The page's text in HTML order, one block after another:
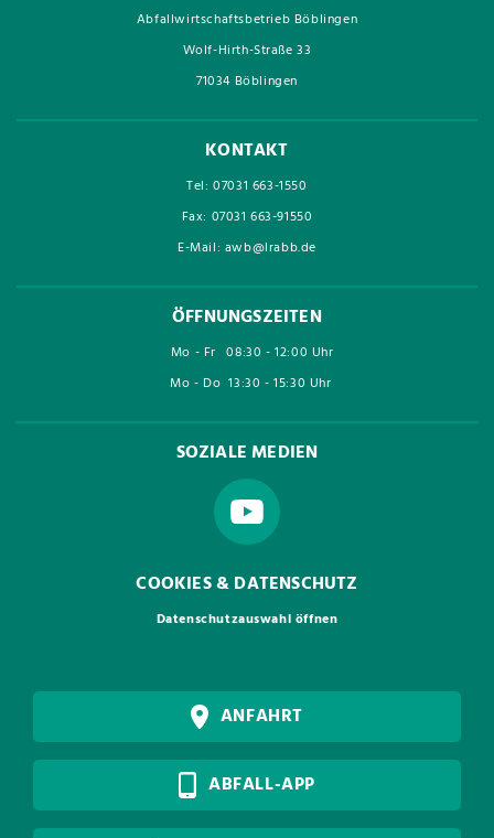
Abfallwirtschaftsbetrieb Böblingen
Wolf-Hirth-Straße 33
71034 Böblingen
KONTAKT
Tel: 07031 663-1550
Fax: 07031 663-91550
E-Mail: awb@lrabb.de
ÖFFNUNGSZEITEN
Mo - Fr 08:30 - 12:00 Uhr
Mo - Do 13:30 - 15:30 Uhr
SOZIALE MEDIEN
COOKIES & DATENSCHUTZ
Datenschutzauswahl öffnen
ANFAHRT
ABFALL-APP